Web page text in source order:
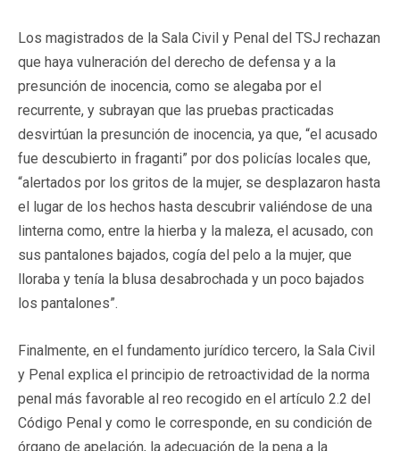
Los magistrados de la Sala Civil y Penal del TSJ rechazan
que haya vulneración del derecho de defensa y a la
presunción de inocencia, como se alegaba por el
recurrente, y subrayan que las pruebas practicadas
desvirtúan la presunción de inocencia, ya que, “el acusado
fue descubierto in fraganti” por dos policías locales que,
“alertados por los gritos de la mujer, se desplazaron hasta
el lugar de los hechos hasta descubrir valiéndose de una
linterna como, entre la hierba y la maleza, el acusado, con
sus pantalones bajados, cogía del pelo a la mujer, que
lloraba y tenía la blusa desabrochada y un poco bajados
los pantalones”.
Finalmente, en el fundamento jurídico tercero, la Sala Civil
y Penal explica el principio de retroactividad de la norma
penal más favorable al reo recogido en el artículo 2.2 del
Código Penal y como le corresponde, en su condición de
órgano de apelación, la adecuación de la pena a la